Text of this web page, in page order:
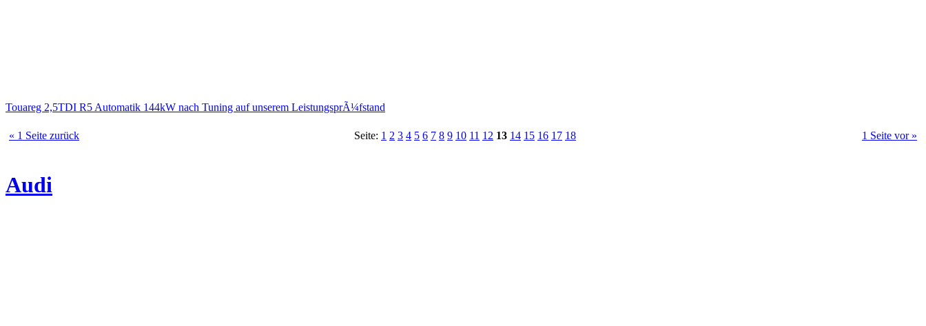
Touareg 2,5TDI R5 Automatik 144kW nach Tuning auf unserem LeistungsprÃ¼fstand
« 1 Seite zurück Seite: 1 2 3 4 5 6 7 8 9 10 11 12 13 14 15 16 17 18 1 Seite vor »
Audi